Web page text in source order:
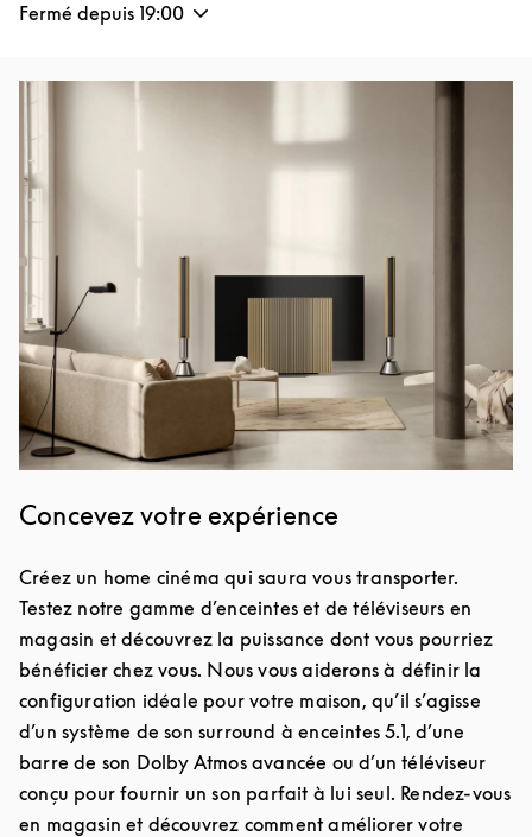
Fermé depuis 19:00
Image de l’événement
Concevez votre expérience
Créez un home cinéma qui saura vous transporter.
Testez notre gamme d’enceintes et de téléviseurs en
magasin et découvrez la puissance dont vous pourriez
bénéficier chez vous. Nous vous aiderons à définir la
configuration idéale pour votre maison, qu’il s’agisse
d’un système de son surround à enceintes 5.1, d’une
barre de son Dolby Atmos avancée ou d’un téléviseur
conçu pour fournir un son parfait à lui seul. Rendez-vous
en magasin et découvrez comment améliorer votre